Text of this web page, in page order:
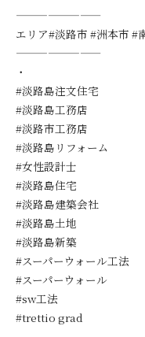
————————
エリア#淡路市 #洲本市 #
————————
・
#淡路島注文住宅
#淡路島工務店
#淡路市工務店
#淡路島リフォーム
#女性設計士
#淡路島住宅
#淡路島建築会社
#淡路島土地
#淡路島新築
#スーパーウォール工法
#スーパーウォール
#sw工法
#trettio grad